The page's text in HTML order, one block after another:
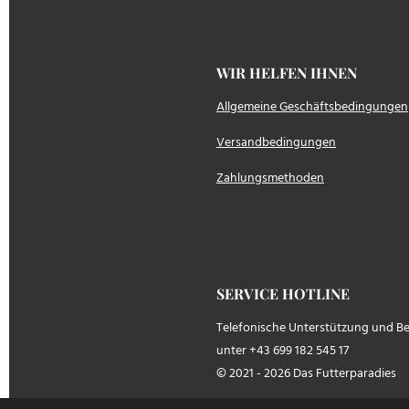
WIR HELFEN
Allgemeine Geschäftsbedingungen
Versandbedingungen
Zahlungsmethoden
SERVICE HOTLINE
Telefonische Unterstützung und
unter +43 699 182 545 17
© 2021 - 2026 Das Futterparadies